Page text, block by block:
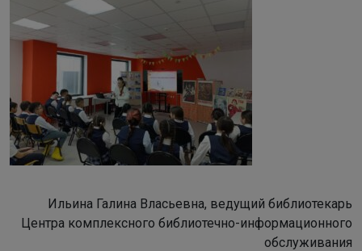
Ильина Галина Власьевна, ведущий библиотекарь
Центра комплексного библиотечно-информационного
обслуживания